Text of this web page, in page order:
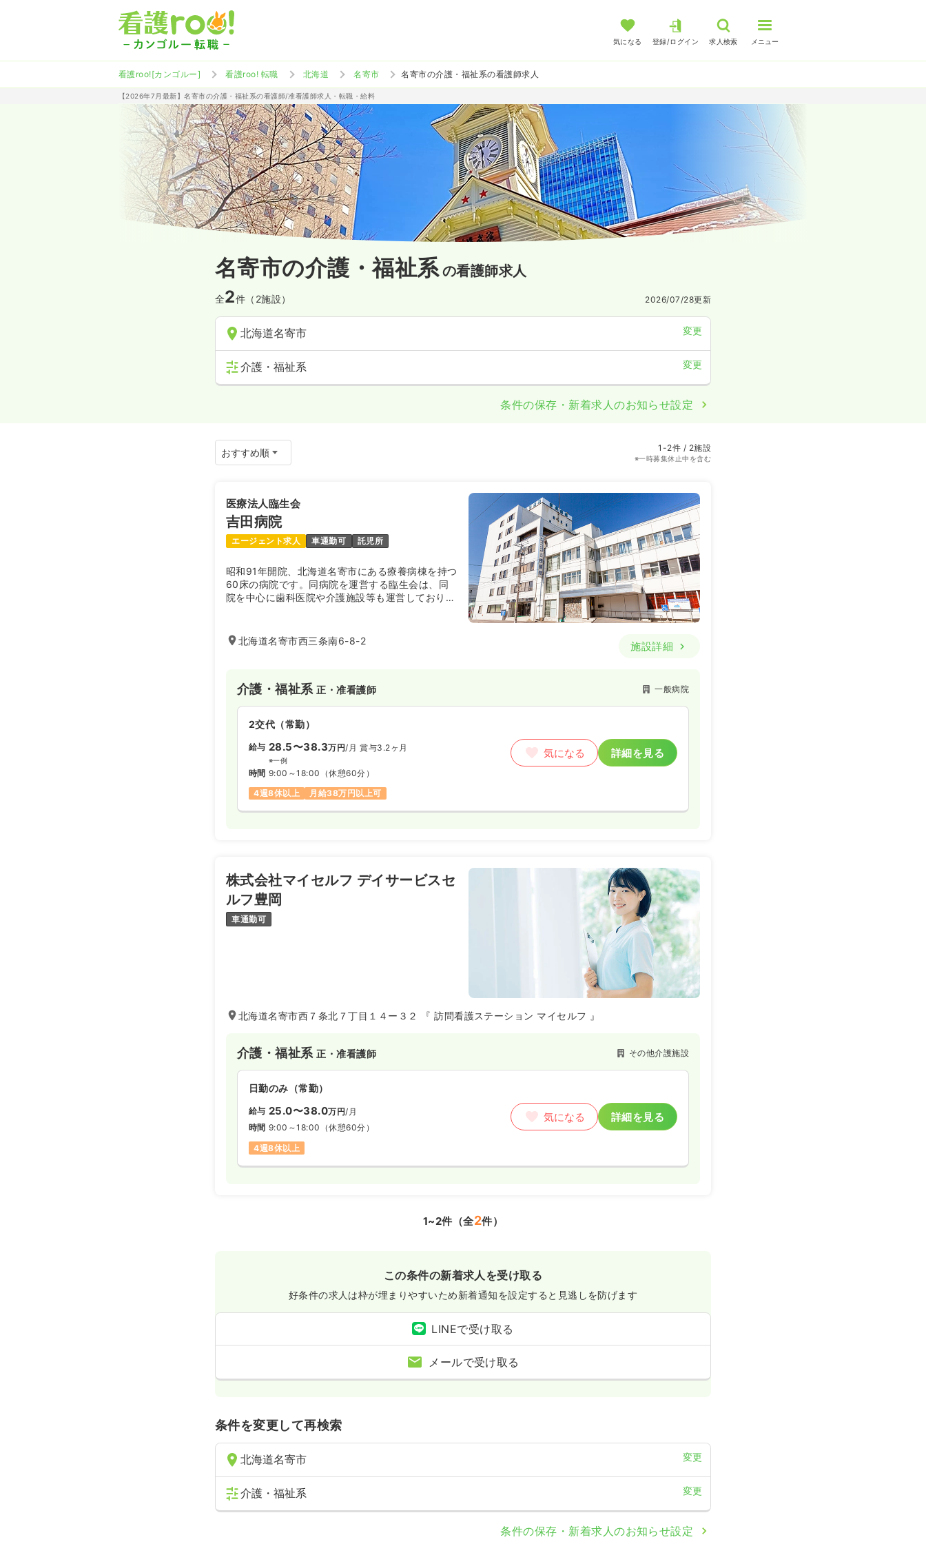
気になる 登録/ログイン 求人検索 メニュー
看護roo![カンゴルー] 看護roo! 転職 北海道 名寄市 名寄市の介護・福祉系の看護師求人
【2026年7月最新】名寄市の介護・福祉系の看護師/准看護師求人・転職・給料
名寄市の介護・福祉系の看護師求人
全2件（2施設） 2026/07/28更新
北海道名寄市 変更
介護・福祉系 変更
条件の保存・新着求人のお知らせ設定
1-2件 / 2施設
※一時募集休止中を含む
医療法人臨生会
吉田病院
エージェント求人 車通勤可 託児所
昭和91年開院、北海道名寄市にある療養病棟を持つ
60床の病院です。同病院を運営する臨生会は、同
院を中心に歯科医院や介護施設等も運営しており、
北海道名寄市西三条南6-8-2 施設詳細
介護・福祉系正・准看護師 一般病院
2交代（常勤）
給与 28.5〜38.3万円/月 賞与3.2ヶ月
※一例
時間 9:00～18:00 （休憩60分）
4週8休以上
月給38万円以上可
気になる 詳細を見る
株式会社マイセルフ デイサービスセ
ルフ豊岡
車通勤可
北海道名寄市西７条北７丁目１４ー３２ 『 訪問看護ステーション マイセルフ 』
介護・福祉系正・准看護師 その他介護施設
日勤のみ（常勤）
給与 25.0〜38.0万円/月
時間 9:00～18:00 （休憩60分）
4週8休以上
気になる 詳細を見る
1~2件（全2件）
この条件の新着求人を受け取る
好条件の求人は枠が埋まりやすいため新着通知を設定すると見逃しを防げます
LINEで受け取る
メールで受け取る
条件を変更して再検索
北海道名寄市 変更
介護・福祉系 変更
条件の保存・新着求人のお知らせ設定